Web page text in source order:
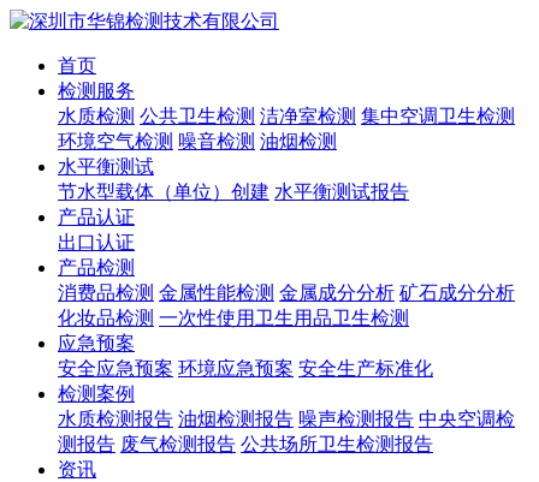
首页
检测服务
水质检测 公共卫生检测 洁净室检测 集中空调卫生检测
环境空气检测 噪音检测 油烟检测
水平衡测试
节水型载体（单位）创建 水平衡测试报告
产品认证
出口认证
产品检测
消费品检测 金属性能检测 金属成分分析 矿石成分分析
化妆品检测 一次性使用卫生用品卫生检测
应急预案
安全应急预案 环境应急预案 安全生产标准化
检测案例
水质检测报告 油烟检测报告 噪声检测报告 中央空调检
测报告 废气检测报告 公共场所卫生检测报告
资讯